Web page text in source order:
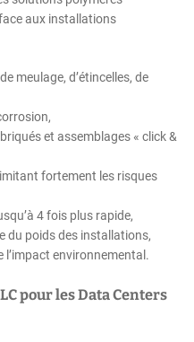
aux installations
meulage, d’étincelles, de
et assemblages « click &
fortement les risques
4 fois plus rapide,
du poids des installations,
l’impact environnemental.
pour les Data Centers